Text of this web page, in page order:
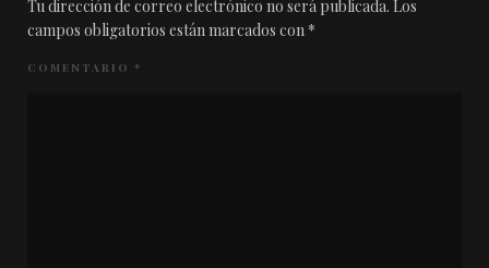
Tu dirección de correo electrónico no será publicada. Los
campos obligatorios están marcados con *
COMENTARIO *